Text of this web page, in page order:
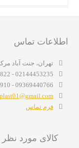
اطلاعات تماس
تهران، جنت آباد مرکزی،
02144453235 - 02144357822 - 02146133754
09369440766 - 09363112910
فرم تماس
کالای مورد نظر